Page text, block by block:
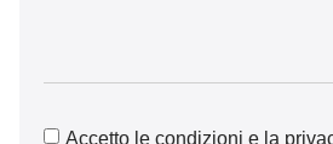
Accetto le condizioni e la